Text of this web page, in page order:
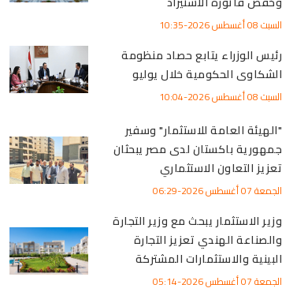
السبت 08 أغسطس 2026-10:35
رئيس الوزراء يتابع حصاد منظومة
الشكاوى الحكومية خلال يوليو
السبت 08 أغسطس 2026-10:04
"الهيئة العامة للاستثمار" وسفير
جمهورية باكستان لدى مصر يبحثان
تعزيز التعاون الاستثماري
الجمعة 07 أغسطس 2026-06:29
وزير الاستثمار يبحث مع وزير التجارة
والصناعة الهندي تعزيز التجارة
البينية والاستثمارات المشتركة
الجمعة 07 أغسطس 2026-05:14